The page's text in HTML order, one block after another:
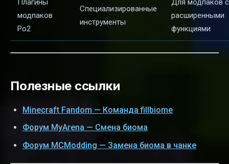
модпаков
Po2
Специализированные
инструменты
расширенными
функциями
Полезные ссылки
Minecraft Fandom — Команда fillbiome
Форум MyArena — Смена биома
Форум MCModding — Замена биома в чанке